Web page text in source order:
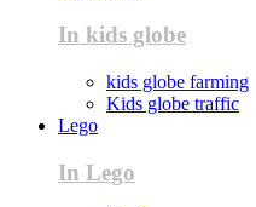
In kids globe
kids globe farming
Kids globe traffic
Lego
In Lego